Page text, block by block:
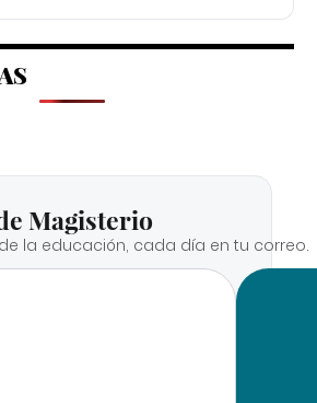
Magisterio
la educación, cada día en tu correo.